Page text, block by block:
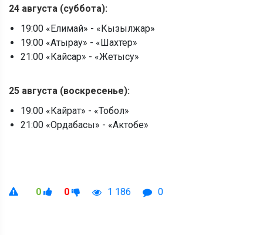
24 августа (суббота):
19:00 «Елимай» - «Кызылжар»
19:00 «Атырау» - «Шахтер»
21:00 «Кайсар» - «Жетысу»
25 августа (воскресенье):
19:00 «Кайрат» - «Тобол»
21:00 «Ордабасы» - «Актобе»
0 0 1 186 0